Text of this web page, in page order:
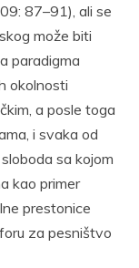
87–91), ali se
može biti
paradigma
okolnosti
a posle toga
i svaka od
sa kojom
kao primer
prestonice
za pesništvo